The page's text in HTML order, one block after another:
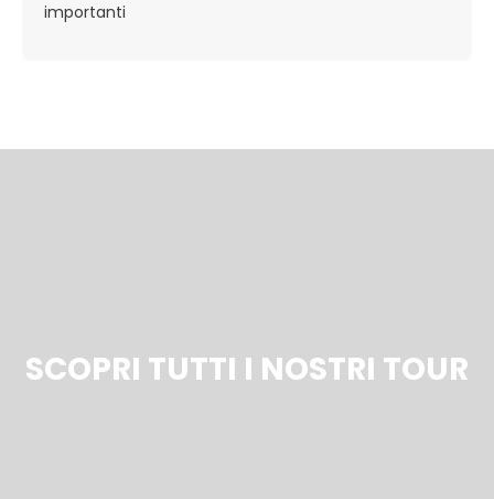
importanti
SCOPRI TUTTI I NOSTRI TOUR